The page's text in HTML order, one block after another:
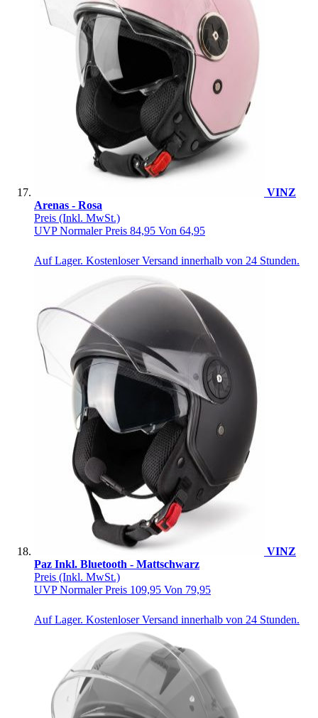
VINZ
Arenas - Rosa
Preis (Inkl. MwSt.)
UVPNormaler Preis 84,95 Von 64,95
Auf Lager. Kostenloser Versand innerhalb von 24 Stunden.
VINZ
Paz Inkl. Bluetooth - Mattschwarz
Preis (Inkl. MwSt.)
UVPNormaler Preis 109,95 Von 79,95
Auf Lager. Kostenloser Versand innerhalb von 24 Stunden.